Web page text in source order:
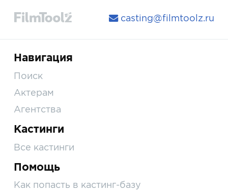
casting@filmtoolz.ru
Навигация
Поиск
Актерам
Агентства
Кастинги
Все кастинги
Помощь
Как попасть в кастинг-базу